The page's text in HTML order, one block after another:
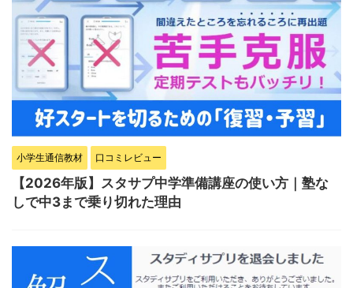
小学生通信教材 口コミレビュー
【2026年版】スタサプ中学準備講座の使い方｜塾な
しで中3まで乗り切れた理由